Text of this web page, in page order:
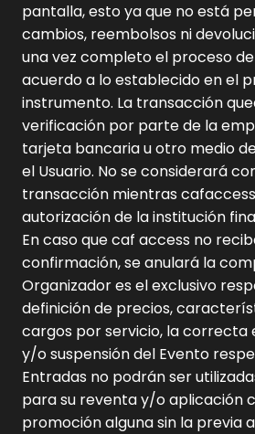
pantalla, esto ya que no está
cambios, reembolsos ni
una vez completo el proceso
acuerdo a lo establecido en el
instrumento. La transacción
verificación por parte de la
tarjeta bancaria u otro medio
el Usuario. No se considerará
transacción mientras
autorización de la institución
En caso que caf access no
confirmación, se anulará la
Organizador es el exclusivo
definición de precios,
cargos por servicio, la correcta
y/o suspensión del Evento
Entradas no podrán ser
para su reventa y/o aplicación
promoción alguna sin la previa